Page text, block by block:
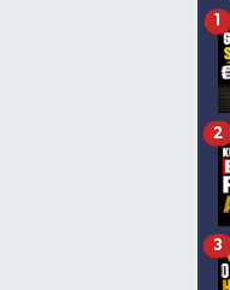
1
2
3